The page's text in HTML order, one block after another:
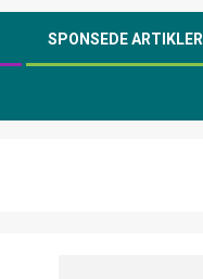
SPONSEDE ARTIKLER